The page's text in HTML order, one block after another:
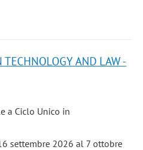
AND LAW -
a Ciclo Unico in
settembre 2026 al 7 ottobre